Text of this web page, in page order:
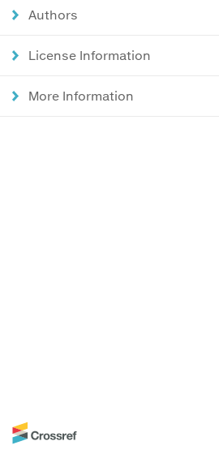
Authors
License Information
More Information